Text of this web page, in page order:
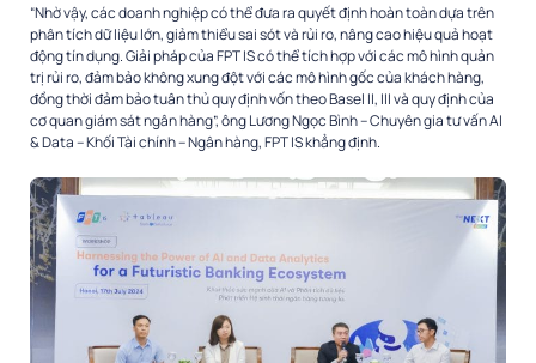
“Nhờ vậy, các doanh nghiệp có thể đưa ra quyết định hoàn toàn dựa trên
phân tích dữ liệu lớn, giảm thiểu sai sót và rủi ro, nâng cao hiệu quả hoạt
động tín dụng. Giải pháp của FPT IS có thể tích hợp với các mô hình quản
trị rủi ro, đảm bảo không xung đột với các mô hình gốc của khách hàng,
đồng thời đảm bảo tuân thủ quy định vốn theo Basel II, III và quy định của
cơ quan giám sát ngân hàng”, ông Lương Ngọc Bình – Chuyên gia tư vấn AI
& Data – Khối Tài chính – Ngân hàng, FPT IS khẳng định.